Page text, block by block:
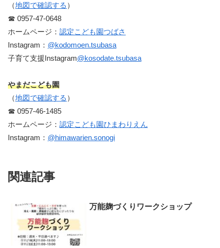
（地図で確認する ）
☎︎ 0957-47-0648
ホームページ： 認定こども園つばさ
Instagram： @kodomoen.tsubasa
子育て支援Instagram@kosodate.tsubasa
やまだこども園
（地図で確認する ）
☎︎ 0957-46-1485
ホームページ： 認定こども園ひまわりえん
Instagram： @himawarien.sonogi
関連記事
万能麹づくりワークショップ